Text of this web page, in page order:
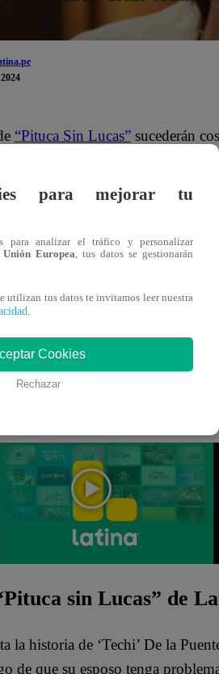
“Pituca Sin Lucas” sucederán
detrás de su esposo, pero
| Pituca sin Lucas
¿qué pasó?
se vio una conversación
hermanas al parecer habría
sin Lucas” de
la historia de ‘Techi’ De la
de que su esposo tenga
para mejorar tu
para analizar el tráfico y personalizar
Unión Europea , tus datos se gestionarán
utilizan tus datos te invitamos leer nuestra
Cookies
Rechazar